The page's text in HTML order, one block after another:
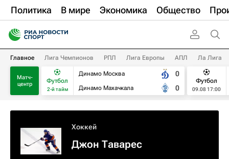
Политика В мире Экономика Общество
Главное Лига Чемпионов РПЛ Лига Европы АПЛ Ла Лига
Матч-
центр
Футбол
2-й тайм
Динамо Москва
Динамо Махачкала
0
0
Футбол
09.08 17:00
Хоккей
Джон Таварес